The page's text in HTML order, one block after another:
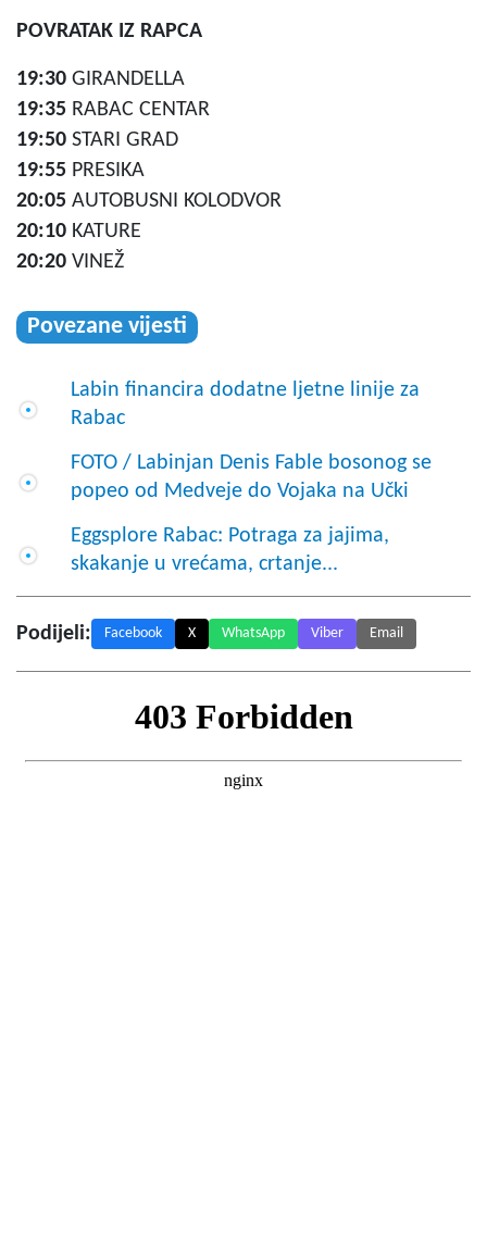
POVRATAK IZ RAPCA
19:30 GIRANDELLA
19:35 RABAC CENTAR
19:50 STARI GRAD
19:55 PRESIKA
20:05 AUTOBUSNI KOLODVOR
20:10 KATURE
20:20 VINEŽ
Povezane vijesti
Labin financira dodatne ljetne linije za
Rabac
FOTO / Labinjan Denis Fable bosonog se
popeo od Medveje do Vojaka na Učki
Eggsplore Rabac: Potraga za jajima,
skakanje u vrećama, crtanje...
Podijeli: Facebook X WhatsApp Viber Email